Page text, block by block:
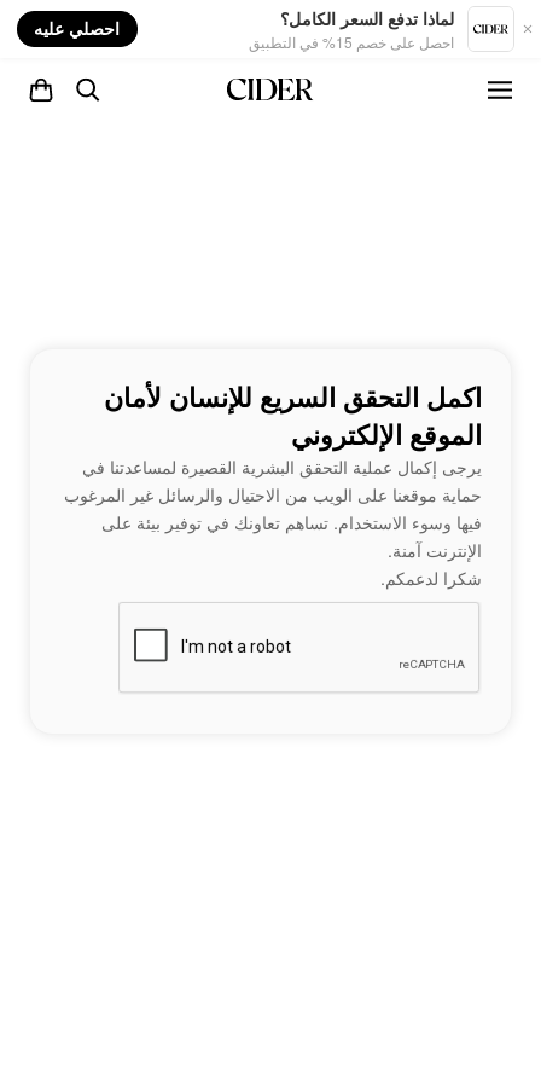
لماذا تدفع السعر الكامل؟
احصل على خصم 15% في التطبيق
احصلي عليه
اكمل التحقق السريع للإنسان لأمان
الموقع الإلكتروني
يرجى إكمال عملية التحقق البشرية القصيرة لمساعدتنا في
حماية موقعنا على الويب من الاحتيال والرسائل غير المرغوب
فيها وسوء الاستخدام. تساهم تعاونك في توفير بيئة على
الإنترنت آمنة.
شكرا لدعمكم.